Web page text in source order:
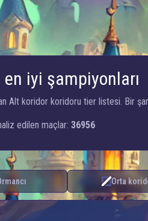
iyi şampiyonları
Alt koridor koridoru tier listesi. Bir
edilen maçlar: 36956
Orta